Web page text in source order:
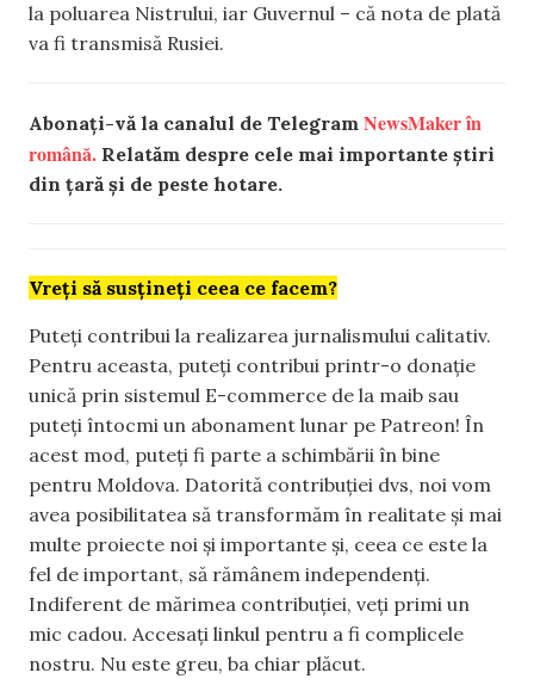
la poluarea Nistrului, iar Guvernul – că nota de plată
va fi transmisă Rusiei.
Abonați-vă la canalul de Telegram NewsMaker în
română. Relatăm despre cele mai importante știri
din țară și de peste hotare.
Vreți să susțineți ceea ce facem?
Puteți contribui la realizarea jurnalismului calitativ.
Pentru aceasta, puteți contribui printr-o donație
unică prin sistemul E-commerce de la maib sau
puteți întocmi un abonament lunar pe Patreon! În
acest mod, puteți fi parte a schimbării în bine
pentru Moldova. Datorită contribuției dvs, noi vom
avea posibilitatea să transformăm în realitate și mai
multe proiecte noi și importante și, ceea ce este la
fel de important, să rămânem independenți.
Indiferent de mărimea contribuției, veți primi un
mic cadou. Accesați linkul pentru a fi complicele
nostru. Nu este greu, ba chiar plăcut.